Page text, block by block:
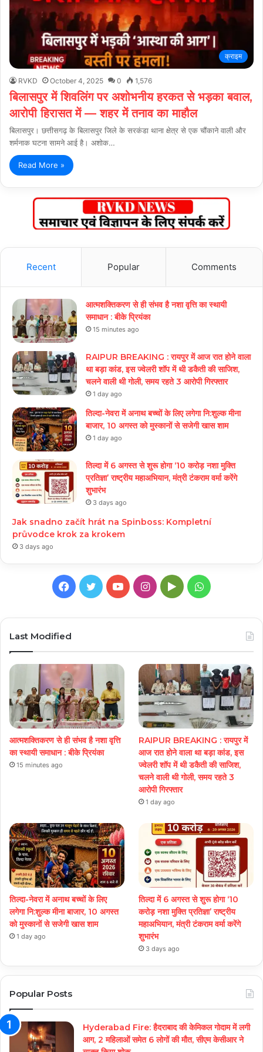
क्राइम
RVKD October 4, 2025 0 1,576
बिलासपुर में शिवलिंग पर अशोभनीय हरकत से भड़का बवाल,
आरोपी हिरासत में — शहर में तनाव का माहौल
बिलासपुर। छत्तीसगढ़ के बिलासपुर जिले के सरकंडा थाना क्षेत्र से एक चौंकाने वाली और
शर्मनाक घटना सामने आई है। अशोक…
Read More »
Recent Popular Comments
आत्मशक्तिकरण से ही संभव है नशा वृत्ति का स्थायी
समाधान : बीके प्रियंका
15 minutes ago
RAIPUR BREAKING : रायपुर में आज रात होने वाला
था बड़ा कांड, इस ज्वेलरी शॉप में थी डकैती की साजिश,
चलने वाली थी गोली, समय रहते 3 आरोपी गिरफ्तार
1 day ago
तिल्दा-नेवरा में अनाथ बच्चों के लिए लगेगा नि:शुल्क मीना
बाजार, 10 अगस्त को मुस्कानों से सजेगी खास शाम
1 day ago
तिल्दा में 6 अगस्त से शुरू होगा ‘10 करोड़ नशा मुक्ति
प्रतिज्ञा’ राष्ट्रीय महाअभियान, मंत्री टंकराम वर्मा करेंगे
शुभारंभ
3 days ago
Jak snadno začít hrát na Spinboss: Kompletní
průvodce krok za krokem
3 days ago
Facebook
TwitterYouTubeInstagram
GoogleWhatsApp
Last Modified
आत्मशक्तिकरण से ही संभव है नशा वृत्ति
का स्थायी समाधान : बीके प्रियंका
15 minutes ago
RAIPUR BREAKING : रायपुर में
आज रात होने वाला था बड़ा कांड, इस
ज्वेलरी शॉप में थी डकैती की साजिश,
चलने वाली थी गोली, समय रहते 3
आरोपी गिरफ्तार
1 day ago
तिल्दा-नेवरा में अनाथ बच्चों के लिए
लगेगा नि:शुल्क मीना बाजार, 10 अगस्त
को मुस्कानों से सजेगी खास शाम
1 day ago
तिल्दा में 6 अगस्त से शुरू होगा ‘10
करोड़ नशा मुक्ति प्रतिज्ञा’ राष्ट्रीय
महाअभियान, मंत्री टंकराम वर्मा करेंगे
शुभारंभ
3 days ago
Popular Posts
Hyderabad Fire: हैदराबाद की केमिकल गोदाम में लगी
आग, 2 महिलाओं समेत 6 लोगों की मौत, सीएम केसीआर ने